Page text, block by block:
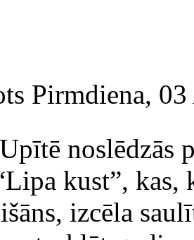
Pirmdiena,
noslēdzās
kust”, kas,
izcēla